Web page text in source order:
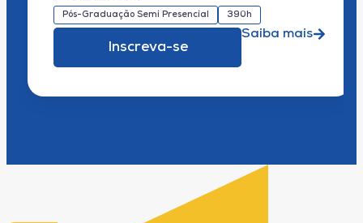
Pós-Graduação Semi Presencial 390h
Inscreva-se
Saiba mais